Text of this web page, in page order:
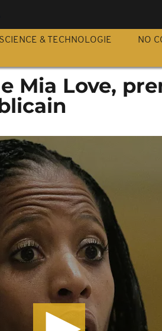
SCIENCE & TECHNOLOGIE NO
Mia Love,